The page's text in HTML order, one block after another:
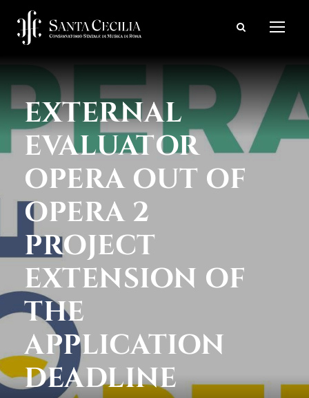
EXTERNAL
EVALUATOR
OPERA OUT OF
OPERA 2
PROJECT
EXTENSION OF
THE
APPLICATION
DEADLINE